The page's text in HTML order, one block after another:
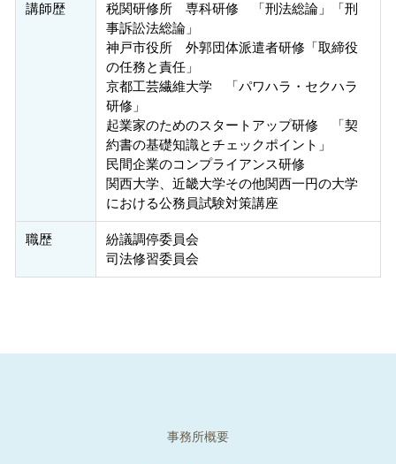
講師歴
税関研修所 専科研修 「刑法総論」「刑
事訴訟法総論」
神戸市役所 外郭団体派遣者研修「取締役
の任務と責任」
京都工芸繊維大学 「パワハラ・セクハラ
研修」
起業家のためのスタートアップ研修 「契
約書の基礎知識とチェックポイント」
民間企業のコンプライアンス研修
関西大学、近畿大学その他関西一円の大学
における公務員試験対策講座
職歴
紛議調停委員会
司法修習委員会
事務所概要